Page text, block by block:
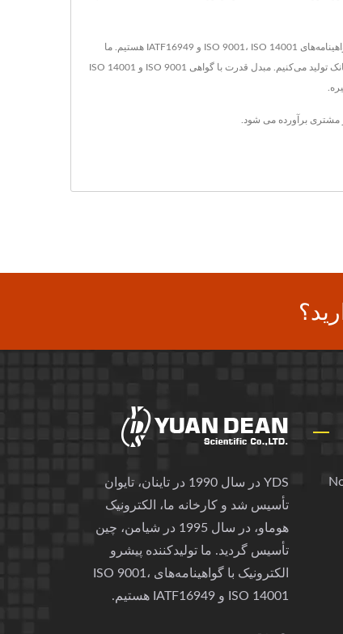
YDS در سال 1990 در تاینان، تایوان تأسیس شد و کارخانه ما، الکترونیک هو مائو، در سال 1995 در شیامن، چین تأسیس گردید. ما پیشروترین تولیدکننده الکترونیکی با گواهینامه‌های ISO 9001، ISO 14001 و IATF16949 هستیم. ما
محصولات مختلفی مانند مبدل DC/DC، مبدل AC/DC، RJ45 با مغناطیس، فیلتر LAN Base-T 10/100/1G/2.5G/10G، انواع ترانسفورماتور، محصولات روشنایی و پاوربانک تولید می‌کنیم. مبدل قدرت با گواهی ISO 9001 و ISO 14001
YDS در سال 1990 در تاینان، تایوان
تأسیس شد و کارخانه ما، الکترونیک
هوماو، در سال 1995 در شیامن، چین
تأسیس گردید. ما تولیدکننده پیشرو
الکترونیک با گواهینامه‌های ISO 9001،
ISO 14001 و IATF16949 هستیم.